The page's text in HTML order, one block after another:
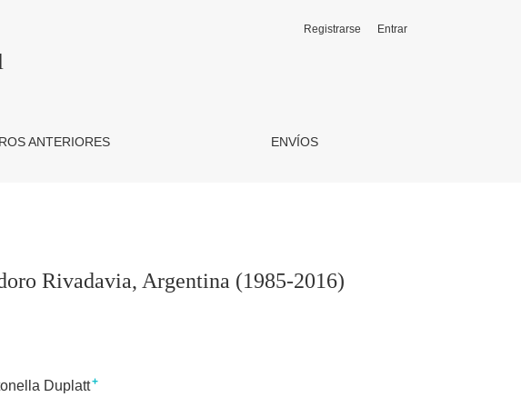
ANTERIORES ENVÍOS
Registrarse Entrar
Rivadavia, Argentina (1985-2016)
Duplatt+